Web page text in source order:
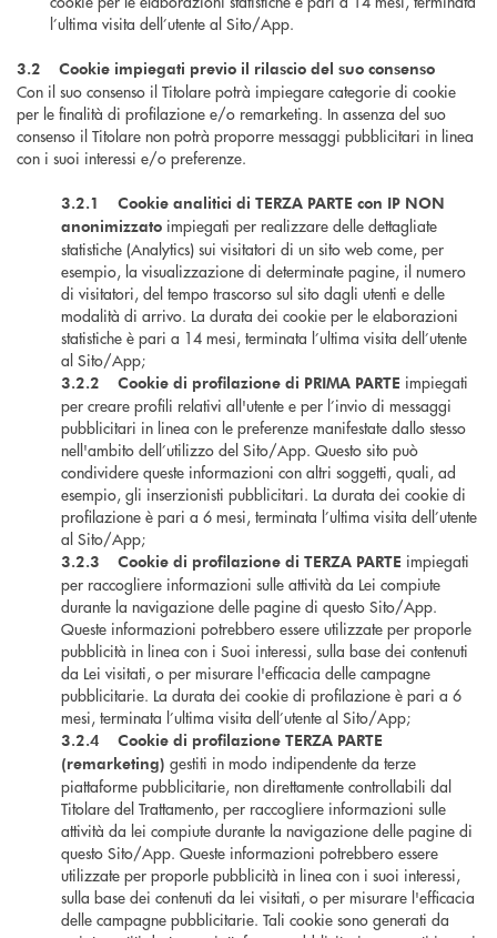
l’ultima visita dell’utente al Sito/App.
3.2 Cookie impiegati previo il rilascio del suo consenso
Con il suo consenso il Titolare potrà impiegare categorie di cookie
per le finalità di profilazione e/o remarketing. In assenza del suo
consenso il Titolare non potrà proporre messaggi pubblicitari in linea
con i suoi interessi e/o preferenze.
3.2.1
Cookie analitici di TERZA PARTE con IP NON
anonimizzato impiegati per realizzare delle dettagliate
statistiche (Analytics) sui visitatori di un sito web come, per
esempio, la visualizzazione di determinate pagine, il numero
di visitatori, del tempo trascorso sul sito dagli utenti e delle
modalità di arrivo. La durata dei cookie per le elaborazioni
statistiche è pari a 14 mesi, terminata l’ultima visita dell’utente
al Sito/App;
3.2.2 Cookie di profilazione di PRIMA PARTE impiegati
per creare profili relativi all'utente e per l’invio di messaggi
pubblicitari in linea con le preferenze manifestate dallo stesso
nell'ambito dell’utilizzo del Sito/App. Questo sito può
condividere queste informazioni con altri soggetti, quali, ad
esempio, gli inserzionisti pubblicitari. La durata dei cookie di
profilazione è pari a 6 mesi, terminata l’ultima visita dell’utente
al Sito/App;
3.2.3 Cookie di profilazione di TERZA PARTE impiegati
per raccogliere informazioni sulle attività da Lei compiute
durante la navigazione delle pagine di questo Sito/App.
Queste informazioni potrebbero essere utilizzate per proporle
pubblicità in linea con i Suoi interessi, sulla base dei contenuti
da Lei visitati, o per misurare l'efficacia delle campagne
pubblicitarie. La durata dei cookie di profilazione è pari a 6
mesi, terminata l’ultima visita dell’utente al Sito/App;
3.2.4 Cookie di profilazione TERZA PARTE
(remarketing) gestiti in modo indipendente da terze
piattaforme pubblicitarie, non direttamente controllabili dal
Titolare del Trattamento, per raccogliere informazioni sulle
attività da lei compiute durante la navigazione delle pagine di
questo Sito/App. Queste informazioni potrebbero essere
utilizzate per proporle pubblicità in linea con i suoi interessi,
sulla base dei contenuti da lei visitati, o per misurare l'efficacia
delle campagne pubblicitarie. Tali cookie sono generati da